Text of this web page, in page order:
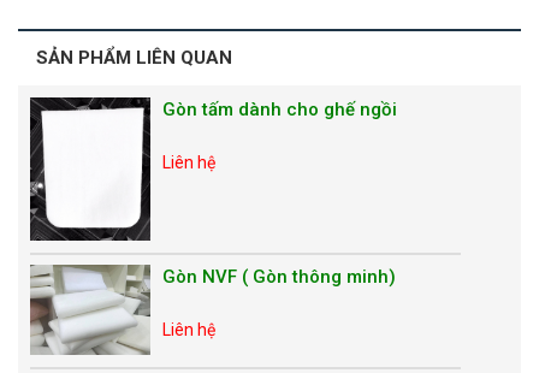
SẢN PHẨM LIÊN QUAN
Gòn tấm dành cho ghế ngồi
Liên hệ
Gòn NVF ( Gòn thông minh)
Liên hệ